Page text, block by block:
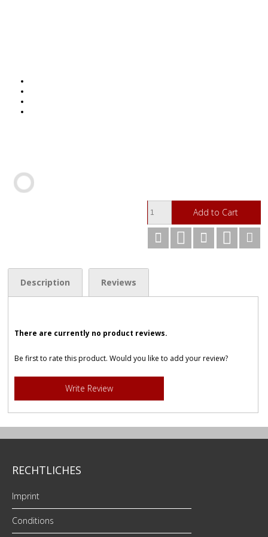
Add to Cart
Description Reviews
There are currently no product reviews.
Be first to rate this product. Would you like to add your review?
Write Review
RECHTLICHES
Imprint
Conditions